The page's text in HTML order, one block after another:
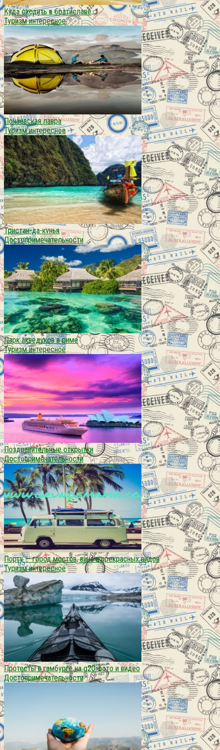
Куда сходить в братиславе
Туризм интересное
Почаевская лавра
Туризм интересное
Тристан-да-кунья
Достопримечательности
Парк акведуков в риме
Туризм интересное
Поздравительные открытки
Достопримечательности
Порту — город мостов, вина и прекрасных видов
Туризм интересное
Протесты в гамбурге на g20 фото и видео
Достопримечательности